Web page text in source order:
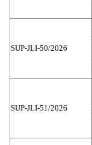
SUP-JLI-50/2026
SUP-JLI-51/2026